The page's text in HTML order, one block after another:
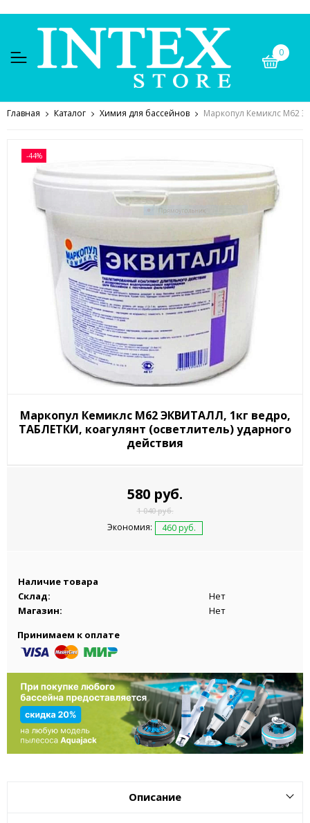
0
Главная Каталог Химия для бассейнов Маркопул Кемиклс М62
-44%
Маркопул Кемиклс М62 ЭКВИТАЛЛ, 1кг ведро,
ТАБЛЕТКИ, коагулянт (осветлитель) ударного
действия
580 руб.
1 040 руб.
Экономия: 460 руб.
Наличие товара
Склад:
Нет
Магазин:
Нет
Принимаем к оплате
Описание